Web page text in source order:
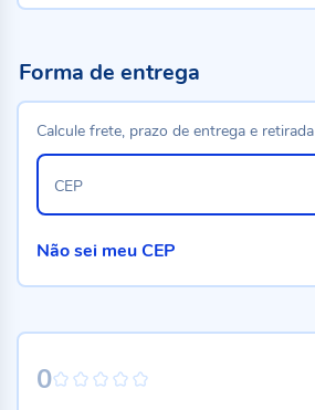
0
Forma de entrega
Calcule frete, prazo de entrega e retirada
CEP
Não sei meu CEP